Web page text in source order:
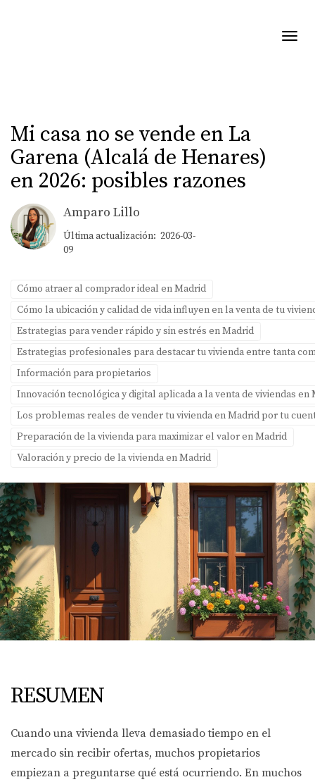
Mi casa no se vende en La
Garena (Alcalá de Henares)
en 2026: posibles razones
Amparo Lillo
Última actualización: 2026-03-
09
Cómo atraer al comprador ideal en Madrid
Cómo la ubicación y calidad de vida influyen en la venta de tu
Estrategias para vender rápido y sin estrés en Madrid
Estrategias profesionales para destacar tu vivienda entre tanta
Información para propietarios
Innovación tecnológica y digital aplicada a la venta de viviendas en
Los problemas reales de vender tu vivienda en Madrid por tu
Preparación de la vivienda para maximizar el valor en Madrid
Valoración y precio de la vivienda en Madrid
RESUMEN
Cuando una vivienda lleva demasiado tiempo en el
mercado sin recibir ofertas, muchos propietarios
empiezan a preguntarse qué está ocurriendo. En muchos